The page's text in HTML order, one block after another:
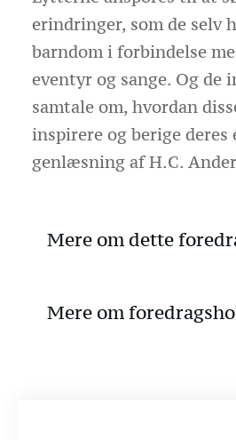
erindringer, som de selv
barndom i forbindelse
eventyr og sange. Og de
samtale om, hvordan
inspirere og berige deres
genlæsning af H.C.
Mere om dette
Mere om